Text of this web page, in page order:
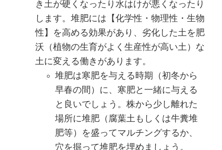
き土が硬くなったり水はけが悪くなったり
します。堆肥には【化学性・物理性・生物
性】を高める効果があり、劣化した土を肥
沃（植物の生育がよく生産性が高い土）な
土に変える働きがあります。
堆肥は寒肥を与える時期（初冬から
早春の間）に、寒肥と一緒に与える
と良いでしょう。株から少し離れた
場所に堆肥（腐葉土もしくは牛糞堆
肥等）を盛ってマルチングするか、
穴を掘って堆肥を埋めましょう。